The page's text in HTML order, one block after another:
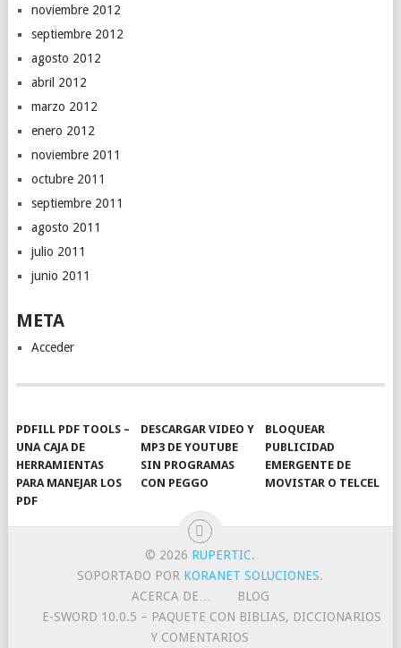
noviembre 2012
septiembre 2012
agosto 2012
abril 2012
marzo 2012
enero 2012
noviembre 2011
octubre 2011
septiembre 2011
agosto 2011
julio 2011
junio 2011
META
Acceder
PDFILL PDF TOOLS –
UNA CAJA DE
HERRAMIENTAS
PARA MANEJAR LOS
PDF
DESCARGAR VIDEO Y
MP3 DE YOUTUBE
SIN PROGRAMAS
CON PEGGO
BLOQUEAR
PUBLICIDAD
EMERGENTE DE
MOVISTAR O TELCEL
© 2026 RUPERTIC.
SOPORTADO POR KORANET SOLUCIONES.
ACERCA DE…
BLOG
E-SWORD 10.0.5 – PAQUETE CON BIBLIAS, DICCIONARIOS
Y COMENTARIOS